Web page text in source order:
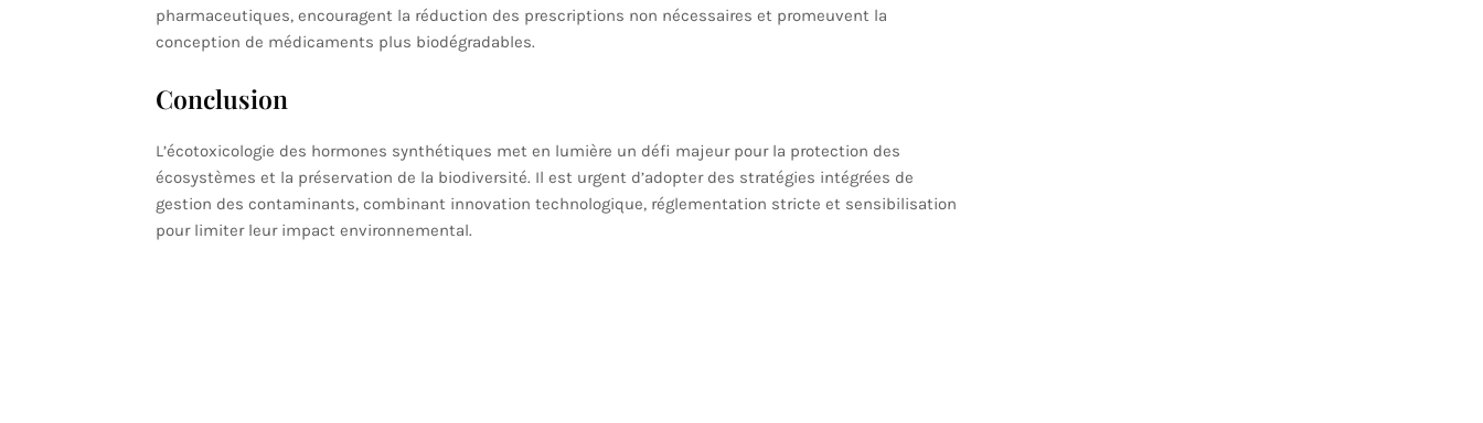
pharmaceutiques, encouragent la réduction des prescriptions non nécessaires et promeuvent la
conception de médicaments plus biodégradables.
Conclusion
L’écotoxicologie des hormones synthétiques met en lumière un défi majeur pour la protection des
écosystèmes et la préservation de la biodiversité. Il est urgent d’adopter des stratégies intégrées de
gestion des contaminants, combinant innovation technologique, réglementation stricte et sensibilisation
pour limiter leur impact environnemental.